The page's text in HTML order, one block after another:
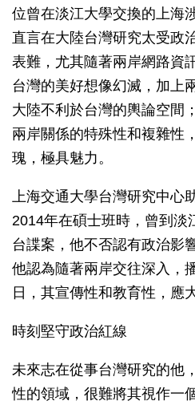
位曾在淡江大學交換的上海
直言在大陸台灣研究太受政
表難，尤其隨著兩岸網路資
台灣的美好想像幻滅，加上
大陸不利於台灣的輿論空間
兩岸關係的特殊性和複雜性
瑰，極具魅力。
上海交通大學台灣研究中心
2014年在碩士班時，曾到淡
台諜案，他不否認有政治影
他認為隨著兩岸交往深入，
日，其宣傳性和教育性，應
時刻堅守政治紅線
未來志在從事台灣研究的他
性的領域，很難將其視作一